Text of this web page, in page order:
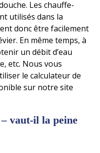
Les chauffe-
utilisés dans la
donc être facilement
En même temps, à
un débit d’eau
etc. Nous vous
le calculateur de
sur notre site
vaut-il la peine